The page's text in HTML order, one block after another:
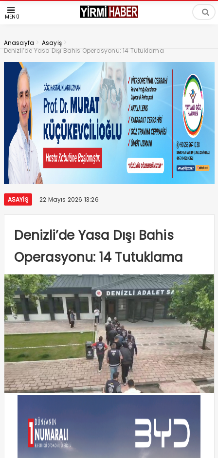
MENÜ
Anasayfa > Asayiş >
Denizli’de Yasa Dışı Bahis Operasyonu: 14 Tutuklama
ASAYIŞ 22 Mayıs 2026 13:26
Denizli’de Yasa Dışı Bahis
Operasyonu: 14 Tutuklama